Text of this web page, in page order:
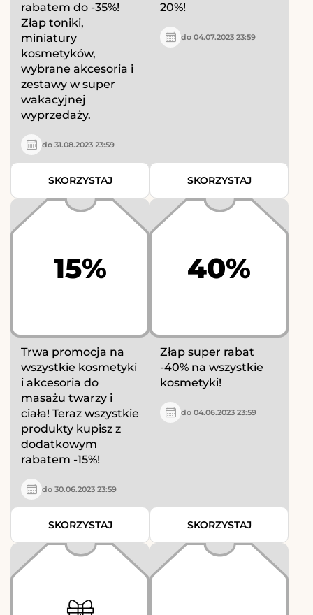
rabatem do -35%!
Złap toniki,
miniatury
kosmetyków,
wybrane akcesoria i
zestawy w super
wakacyjnej
wyprzedaży.
do 31.08.2023 23:59
SKORZYSTAJ
20%!
do 04.07.2023 23:59
SKORZYSTAJ
15%
Trwa promocja na
wszystkie kosmetyki
i akcesoria do
masażu twarzy i
ciała! Teraz wszystkie
produkty kupisz z
dodatkowym
rabatem -15%!
do 30.06.2023 23:59
SKORZYSTAJ
40%
Złap super rabat
-40% na wszystkie
kosmetyki!
do 04.06.2023 23:59
SKORZYSTAJ